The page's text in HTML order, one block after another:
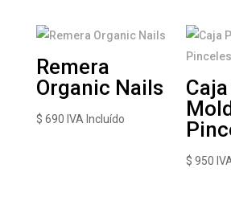
Remera
Organic Nails
$ 690 IVA Incluído
$ 950